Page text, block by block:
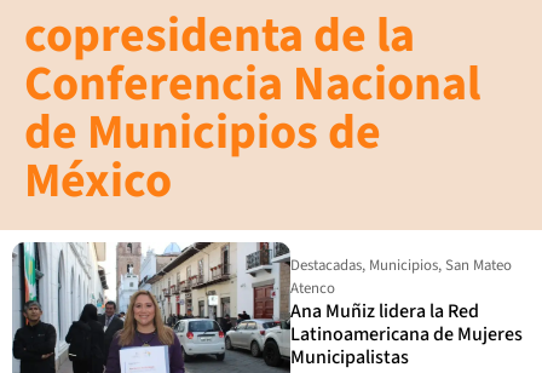
copresidenta de la
Conferencia Nacional
de Municipios de
México
Destacadas, Municipios,San Mateo
Atenco
Ana Muñiz lidera la Red
Latinoamericana de Mujeres
Municipalistas